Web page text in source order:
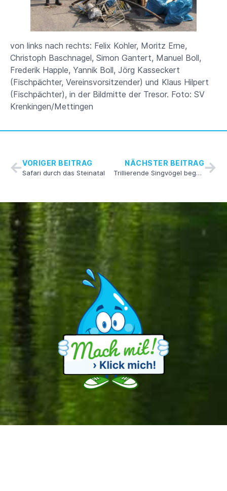
von links nach rechts: Felix Kohler, Moritz Erne,
Christoph Baschnagel, Simon Gantert, Manuel Boll,
Frederik Happle, Yannik Boll, Jörg Kasseckert
(Fischpächter, Vereinsvorsitzender) und Klaus Hilpert
(Fischpächter), in der Bildmitte der Tresor. Foto: SV
Krenkingen/Mettingen
VORIGER BEITRAG
Safari durch das Steinatal
NÄCHSTER BEITRAG
Trillierende Singvögel begeistern Frühaufsteher in Krenkingen